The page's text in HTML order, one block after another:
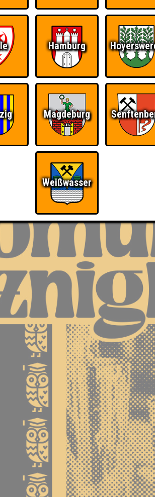
RESERVIERUNG BUCHEN
Hamburg
Magdeburg
Weißwasser